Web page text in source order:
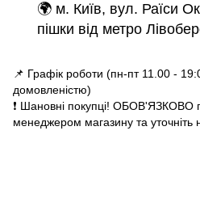
🌍 м. Київ, вул. Раїси
пішки від метро
📌 Графік роботи (пн-пт 11.00 -
домовленістю)
❗️ Шановні покупці! ОБОВ'ЯЗКОВО
менеджером магазину та уточніть